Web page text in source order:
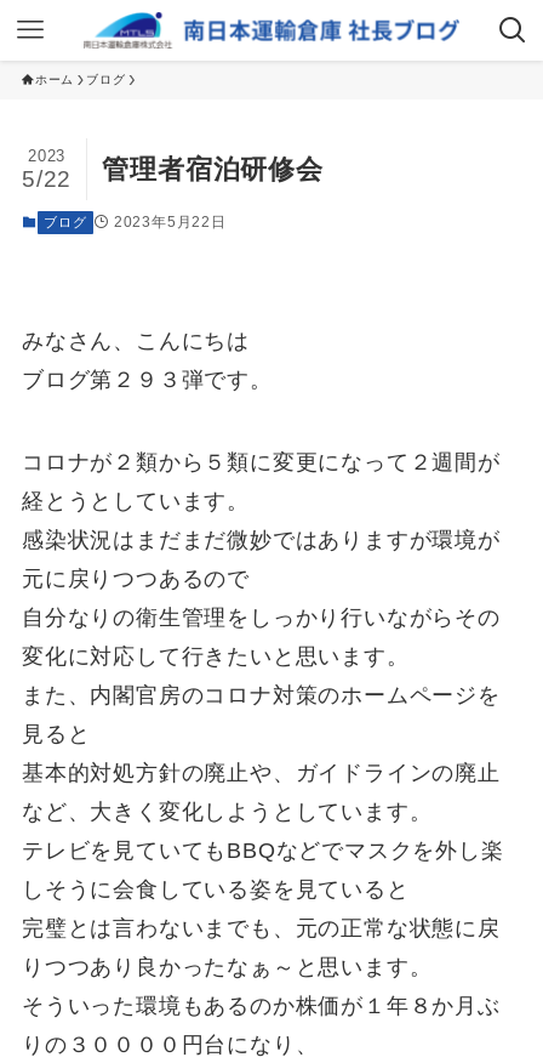
ホーム ブログ
管理者宿泊研修会
2023
5/22
ブログ 2023年5月22日
みなさん、こんにちは
ブログ第２９３弾です。
コロナが２類から５類に変更になって２週間が
経とうとしています。
感染状況はまだまだ微妙ではありますが環境が
元に戻りつつあるので
自分なりの衛生管理をしっかり行いながらその
変化に対応して行きたいと思います。
また、内閣官房のコロナ対策のホームページを
見ると
基本的対処方針の廃止や、ガイドラインの廃止
など、大きく変化しようとしています。
テレビを見ていてもBBQなどでマスクを外し楽
しそうに会食している姿を見ていると
完璧とは言わないまでも、元の正常な状態に戻
りつつあり良かったなぁ～と思います。
そういった環境もあるのか株価が１年８か月ぶ
りの３００００円台になり、